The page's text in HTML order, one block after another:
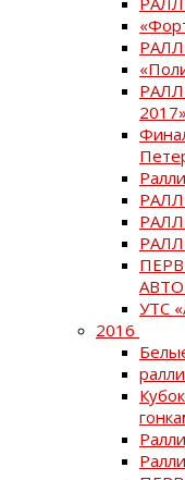
2017»
УТС
2016